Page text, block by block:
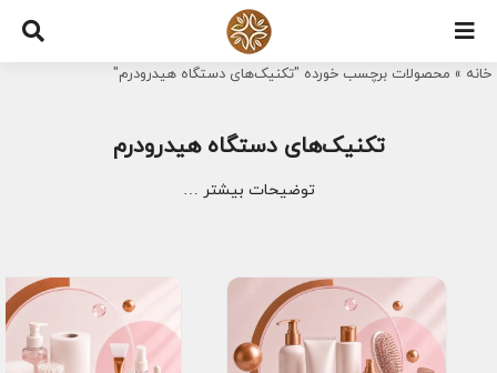
Skip
content
خانه » محصولات برچسب خورده "تکنیک‌های دستگاه هیدرودرم"
تکنیک‌های دستگاه هیدرودرم
توضیحات بیشتر …